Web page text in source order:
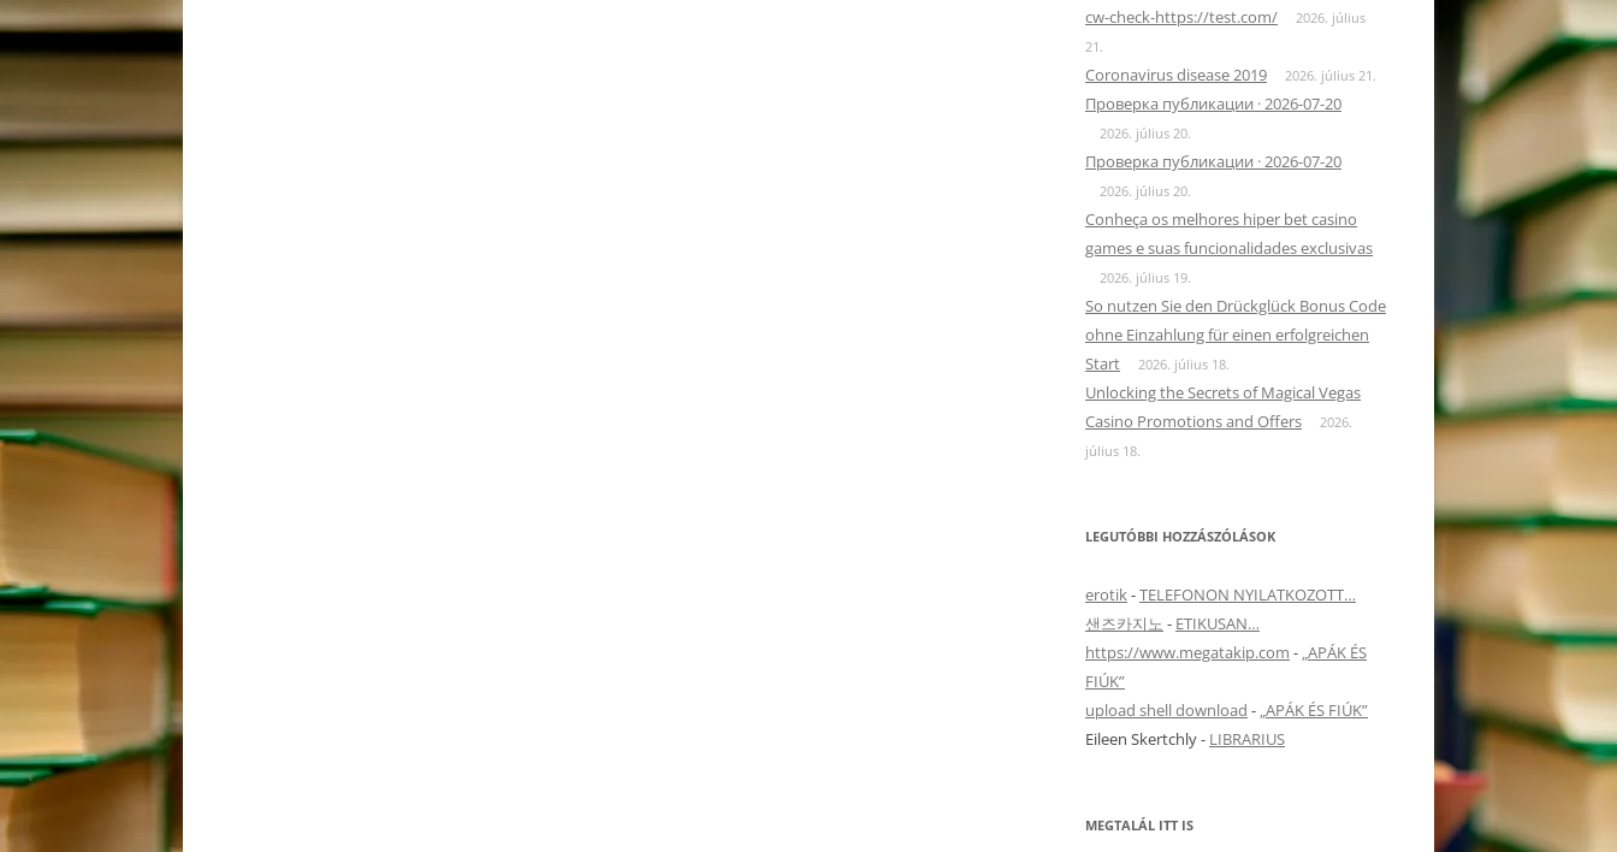
cw-check-https://test.com/
2026. július
21.
Coronavirus disease 2019 2026. július 21.
Проверка публикации · 2026-07-20
2026. július 20.
Проверка публикации · 2026-07-20
2026. július 20.
Conheça os melhores hiper bet casino
games e suas funcionalidades exclusivas
2026. július 19.
So nutzen Sie den Drückglück Bonus Code
ohne Einzahlung für einen erfolgreichen
Start
2026. július 18.
Unlocking the Secrets of Magical Vegas
Casino Promotions and Offers
2026.
július 18.
LEGUTÓBBI HOZZÁSZÓLÁSOK
erotik-TELEFONON NYILATKOZOTT…
샌즈카지노 - ETIKUSAN…
https://www.megatakip.com - „APÁK ÉS
FIÚK”
upload shell download - „APÁK ÉS FIÚK”
Eileen Skertchly- LIBRARIUS
MEGTALÁL ITT IS